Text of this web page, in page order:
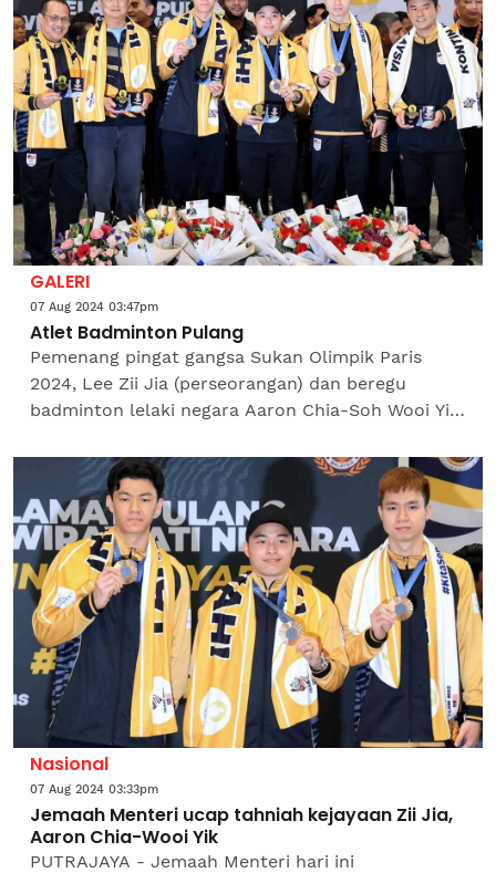
GALERI
07 Aug 2024 03:47pm
Atlet Badminton Pulang
Pemenang pingat gangsa Sukan Olimpik Paris
2024, Lee Zii Jia (perseorangan) dan beregu
badminton lelaki negara Aaron Chia-Soh Wooi Yik
Antarabangsa...
Nasional
07 Aug 2024 03:33pm
Jemaah Menteri ucap tahniah kejayaan Zii Jia,
Aaron Chia-Wooi Yik
PUTRAJAYA - Jemaah Menteri hari ini